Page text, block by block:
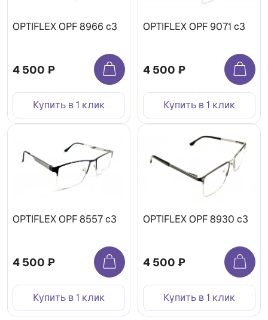
OPTIFLEX OPF 8966 c3
4 500 ₽
Купить в 1 клик
OPTIFLEX OPF 9071 c3
4 500 ₽
Купить в 1 клик
OPTIFLEX OPF 8557 c3
4 500 ₽
Купить в 1 клик
OPTIFLEX OPF 8930 c3
4 500 ₽
Купить в 1 клик